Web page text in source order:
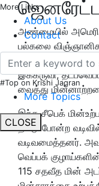
More Links
About Us
Contact
#Top on Krishi Jagran
More Topics
CLOSE
அண்மையில்
பல்கலை
தயாரித்துள்ளனர்.
இக்கருவி,
வைத்து
இந்த சீபெக்
தகடு போன்ற
வடிவமைத்தனர்.
வெப்பக்
115 சதவீத மின்